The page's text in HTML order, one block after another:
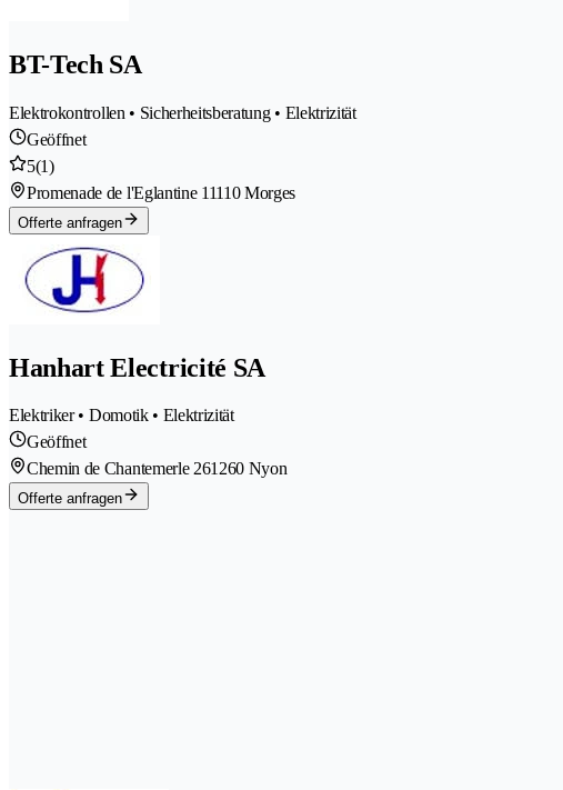
BT-Tech SA
Elektrokontrollen • Sicherheitsberatung • Elektrizität
Geöffnet
5(1)
Promenade de l'Eglantine 11110 Morges
Offerte anfragen
Hanhart Electricité SA
Elektriker • Domotik • Elektrizität
Geöffnet
Chemin de Chantemerle 261260 Nyon
Offerte anfragen